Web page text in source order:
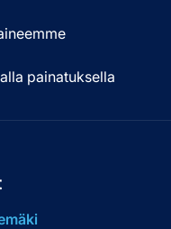
painatuksella